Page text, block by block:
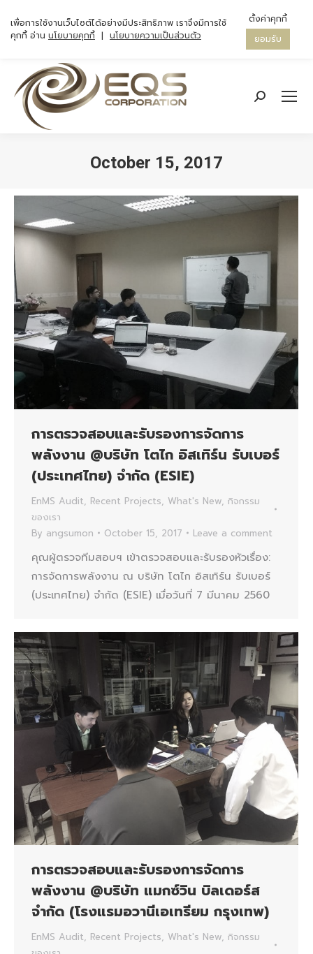
Search:
October 15, 2017
การตรวจสอบและรับรองการจัดการ
พลังงาน @บริษัท โตไก อิสเทิร์น รับเบอร์
(ประเทศไทย) จำกัด (ESIE)
EnMS Audit, Recent Projects, What's New, กิจกรรม
ของเรา
By angsumon October 15, 2017 Leave a comment
คุณผู้ตรวจทีมสอบฯ เข้าตรวจสอบและรับรองหัวเรื่อง:
การจัดการพลังงาน ณ บริษัท โตไก อิสเทิร์น รับเบอร์
(ประเทศไทย) จำกัด (ESIE) เมื่อวันที่ 7 มีนาคม 2560
การตรวจสอบและรับรองการจัดการ
พลังงาน @บริษัท แมกซ์วิน บิลเดอร์ส
จำกัด (โรงแรมอวานีเอเทรียม กรุงเทพ)
EnMS Audit, Recent Projects, What's New, กิจกรรม
เพื่อการใช้งานเว็บไซต์ได้อย่างมีประสิทธิภาพ เราจึงมีการใช้
คุกกี้ อ่าน นโยบายคุกกี้ | นโยบายความเป็นส่วนตัว
ตั้งค่าคุกกี้
ยอมรับ